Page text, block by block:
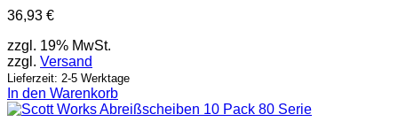
36,93 €
zzgl. 19% MwSt.
zzgl. Versand
Lieferzeit: 2-5 Werktage
In den Warenkorb